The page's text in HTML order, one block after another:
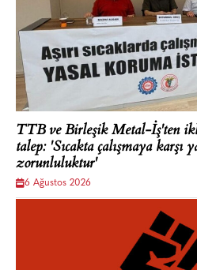
TTB ve Birleşik Metal-İş'ten
talep: 'Sıcakta çalışmaya karşı
zorunluluktur'
6 Ağustos 2026